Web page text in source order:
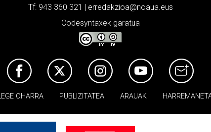
Tf: 943 360 321 | erredakzioa@noaua.eus
Codesyntaxek garatua
OHARRA PUBLIZITATEA ARAUAK